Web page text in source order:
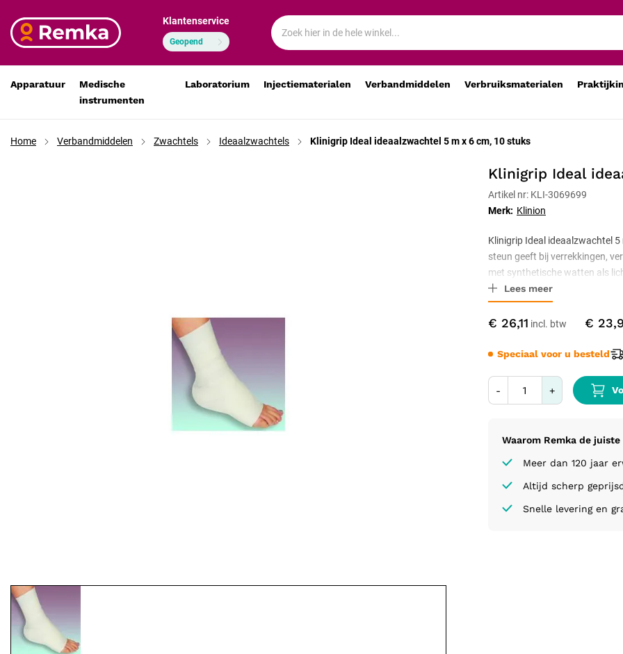
Klantenservice
Geopend
Apparatuur
Medische
instrumenten
Laboratorium Injectiematerialen Verbandmiddelen Verbruiksmaterialen
Home Verbandmiddelen Zwachtels Ideaalzwachtels Klinigrip Ideal ideaalzwachtel 5 m x 6 cm, 10 stuks
Klinigrip Ideal
€ 26,11 €
Klinigrip Ideal ideaalzwachtel 5 m x 6 cm, 10 stuks
€ 26,11
€ 23,95
- +
Merk: Klinion
Waarom Remka de juiste
Meer dan 120 jaar
Altijd scherp
Snelle levering en
Artikel nr: KLI-3069699
Speciaal voor u besteld
Klinigrip Ideal ideaalzwachtel
steun geeft bij verrekkingen,
met synthetische watten als
wasbaar op 60 graden, zodat
Lees meer